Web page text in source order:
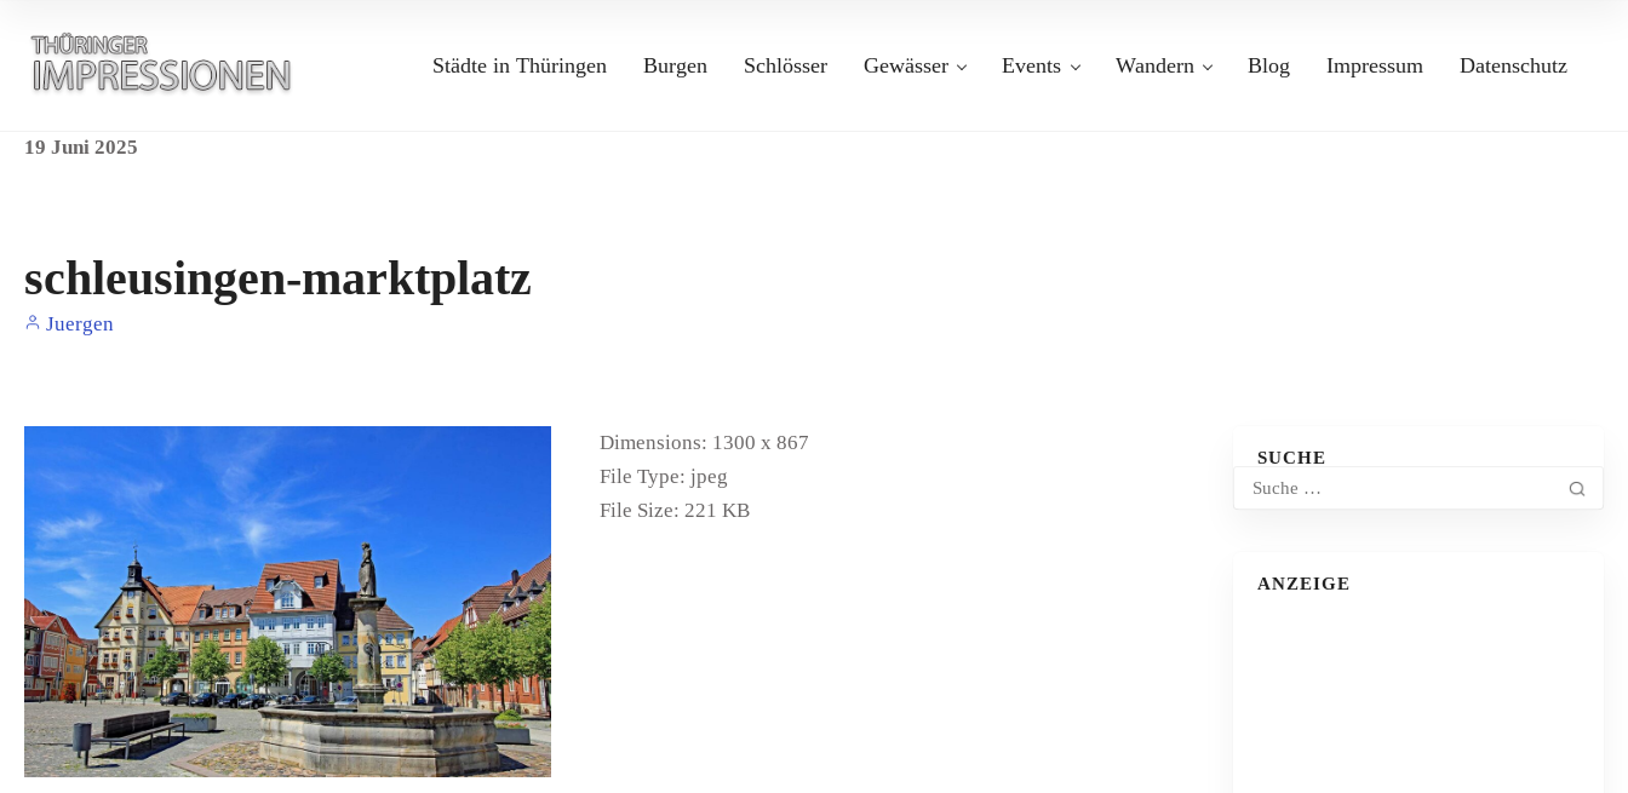
Städte in Thüringen Burgen Schlösser Gewässer Events Wandern Blog Impressum Datenschutz
19 Juni 2025
schleusingen-marktplatz
Juergen
Dimensions: 1300 x 867
File Type: jpeg
File Size: 221 KB
SUCHE
ANZEIGE